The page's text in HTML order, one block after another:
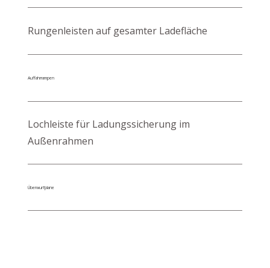
Rungenleisten auf gesamter Ladefläche
Auffahrrampen
Lochleiste für Ladungssicherung im
Außenrahmen
Überwurfplane